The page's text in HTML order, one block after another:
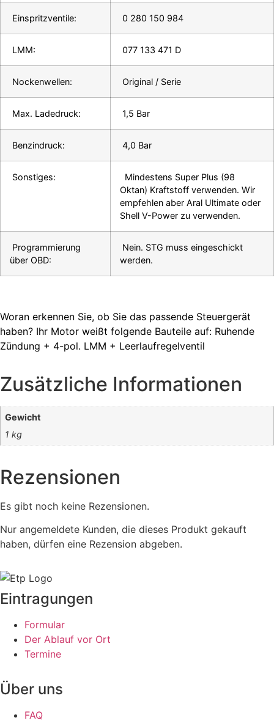
Einspritzventile: 0 280 150 984
LMM: 077 133 471 D
Nockenwellen: Original / Serie
Max. Ladedruck: 1,5 Bar
Benzindruck: 4,0 Bar
Sonstiges:
Mindestens Super Plus (98
Oktan) Kraftstoff verwenden. Wir
empfehlen aber Aral Ultimate oder
Shell V-Power zu verwenden.
Programmierung
über OBD:
Nein. STG muss eingeschickt
werden.
Woran erkennen Sie, ob Sie das passende Steuergerät
haben? Ihr Motor weißt folgende Bauteile auf: Ruhende
Zündung + 4-pol. LMM + Leerlaufregelventil
Zusätzliche Informationen
Gewicht
1 kg
Rezensionen
Es gibt noch keine Rezensionen.
Nur angemeldete Kunden, die dieses Produkt gekauft
haben, dürfen eine Rezension abgeben.
Eintragungen
Formular
Der Ablauf vor Ort
Termine
Über uns
FAQ